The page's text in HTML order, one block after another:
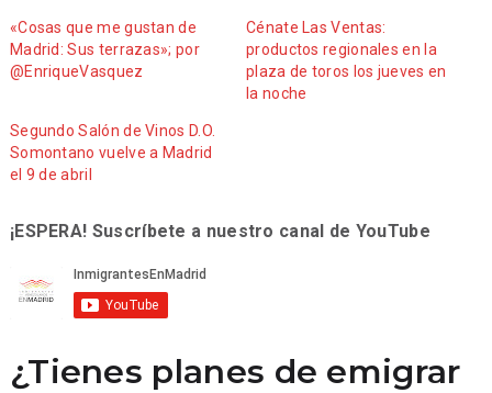
«Cosas que me gustan de
Madrid: Sus terrazas»; por
@EnriqueVasquez
Cénate Las Ventas:
productos regionales en la
plaza de toros los jueves en
la noche
Segundo Salón de Vinos D.O.
Somontano vuelve a Madrid
el 9 de abril
¡ESPERA! Suscríbete a nuestro canal de YouTube
¿Tienes planes de emigrar